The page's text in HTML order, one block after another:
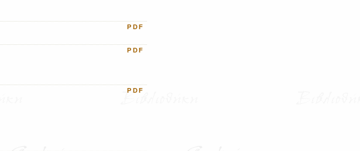
PDF
PDF
PDF